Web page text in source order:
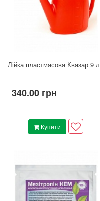
Лійка пластмасова Квазар 9 л
340.00 грн
Купити